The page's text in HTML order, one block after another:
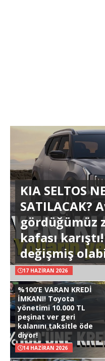
KIA SELTOS
SATILACAK?
gördüğümüz
kafası
değişmiş
17 HAZIRAN 2026
%100’E VARAN KREDİ
İMKANI! Toyota
yönetimi 10.000 TL
peşinat ver geri
kalanını taksitle öde
diyor!
14 HAZIRAN 2026